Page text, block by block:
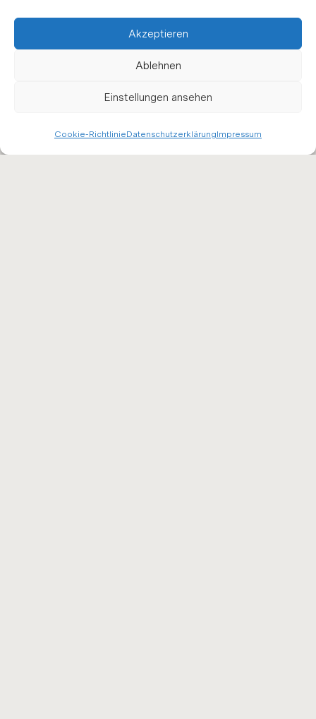
Akzeptieren
Ablehnen
Einstellungen ansehen
Cookie-RichtlinieDatenschutzerklärungImpressum